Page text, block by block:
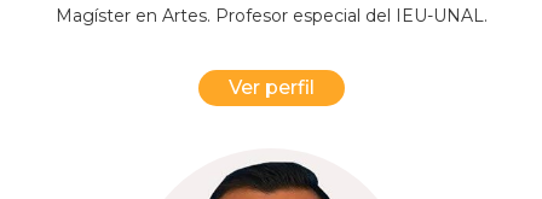
Magíster en Artes. Profesor especial del IEU-UNAL.
Ver perfil